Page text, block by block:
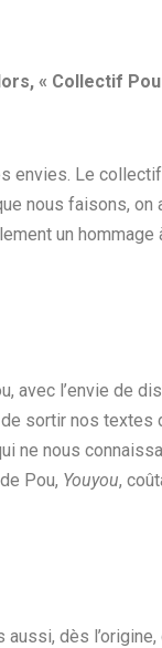
« Collectif
envies. Le
nous faisons, on
un
l’envie de
sortir nos
ne nous
Pou, Youyou,
dès